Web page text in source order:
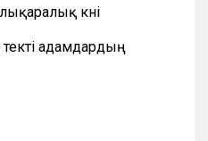
күні
адамдардың